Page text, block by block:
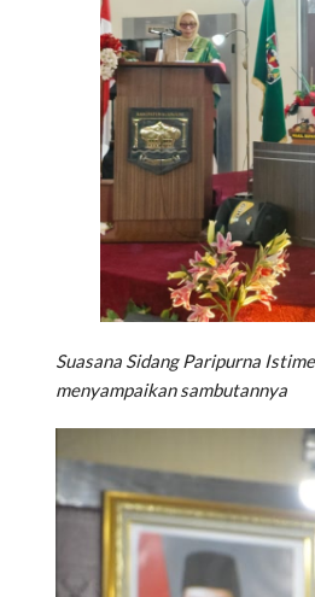
Suasana Sidang Paripurna
menyampaikan sambutannya